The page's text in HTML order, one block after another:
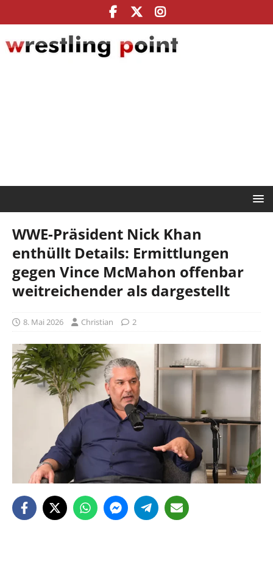
WWE-Präsident Nick Khan
enthüllt Details: Ermittlungen
gegen Vince McMahon offenbar
weitreichender als dargestellt
8. Mai 2026 Christian 2